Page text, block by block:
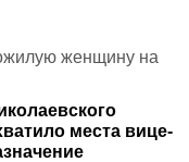
женщину на
места вице-